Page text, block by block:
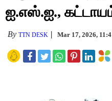
ஐ.எஸ்.ஐ.,
ByTTN DESK Mar 17, 2026,